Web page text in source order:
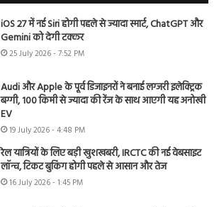
iOS 27 में नई Siri होगी पहले से ज्यादा स्मार्ट, ChatGPT और
Gemini को देगी टक्कर
25 July 2026 - 7:52 PM
Audi और Apple के पूर्व डिजाइनरों ने बनाई लग्जरी इलेक्ट्रिक
बग्गी, 100 किमी से ज्यादा की रेंज के साथ आएगी यह अनोखी
EV
19 July 2026 - 4:48 PM
रेल यात्रियों के लिए बड़ी खुशखबरी, IRCTC की नई वेबसाइट
लॉन्च, टिकट बुकिंग होगी पहले से आसान और तेज
16 July 2026 - 1:45 PM